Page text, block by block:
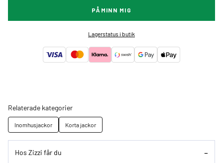
PÅMINN MIG
Lagerstatus i butik
Relaterade kategorier
Inomhusjackor Korta jackor
Hos Zizzi får du